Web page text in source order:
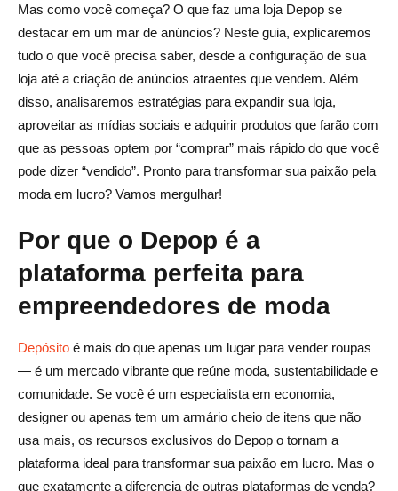
Quais são as taxas de venda no Depop?
Posso vender internacionalmente no Depop?
Como posso aumentar minhas vendas no Depop?
Mas como você começa? O que faz uma loja Depop se
destacar em um mar de anúncios? Neste guia, explicaremos
tudo o que você precisa saber, desde a configuração de sua
loja até a criação de anúncios atraentes que vendem. Além
disso, analisaremos estratégias para expandir sua loja,
aproveitar as mídias sociais e adquirir produtos que farão com
que as pessoas optem por “comprar” mais rápido do que você
pode dizer “vendido”. Pronto para transformar sua paixão pela
moda em lucro? Vamos mergulhar!
Por que o Depop é a
plataforma perfeita para
empreendedores de moda
Depósito é mais do que apenas um lugar para vender roupas
— é um mercado vibrante que reúne moda, sustentabilidade e
comunidade. Se você é um especialista em economia,
designer ou apenas tem um armário cheio de itens que não
usa mais, os recursos exclusivos do Depop o tornam a
plataforma ideal para transformar sua paixão em lucro. Mas o
que exatamente a diferencia de outras plataformas de venda?